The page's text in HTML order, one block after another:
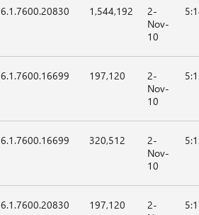
6.1.7600.20830 1,544,192
2-
Nov-
10
6.1.7600.16699 197,120
2-
Nov-
10
6.1.7600.16699 320,512
2-
Nov-
10
6.1.7600.20830 197,120
2-